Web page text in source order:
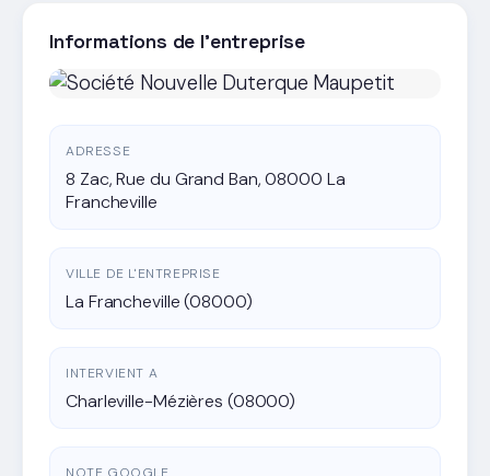
Informations de l'entreprise
ADRESSE
8 Zac, Rue du Grand Ban, 08000 La
Francheville
VILLE DE L'ENTREPRISE
La Francheville (08000)
INTERVIENT A
Charleville-Mézières (08000)